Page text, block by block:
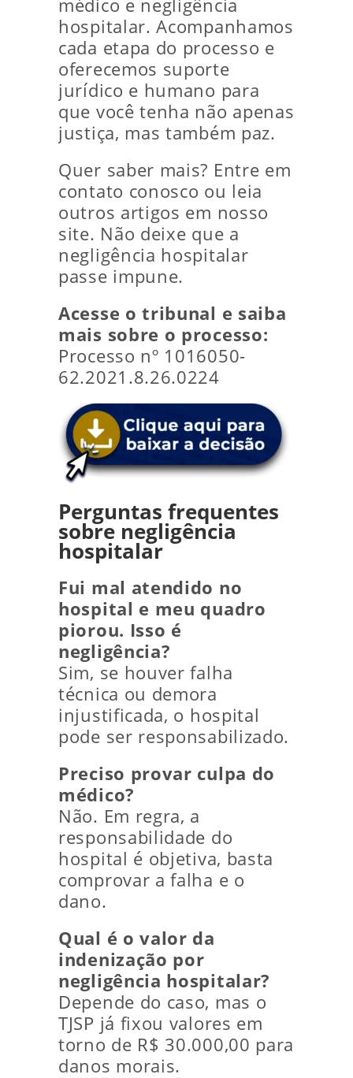
médico e negligência
hospitalar. Acompanhamos
cada etapa do processo e
oferecemos suporte
jurídico e humano para
que você tenha não apenas
justiça, mas também paz.
Quer saber mais? Entre em
contato conosco ou leia
outros artigos em nosso
site. Não deixe que a
negligência hospitalar
passe impune.
Acesse o tribunal e saiba
mais sobre o processo:
Processo nº 1016050-
62.2021.8.26.0224
Perguntas frequentes
sobre negligência
hospitalar
Fui mal atendido no
hospital e meu quadro
piorou. Isso é
negligência?
Sim, se houver falha
técnica ou demora
injustificada, o hospital
pode ser responsabilizado.
Preciso provar culpa do
médico?
Não. Em regra, a
responsabilidade do
hospital é objetiva, basta
comprovar a falha e o
dano.
Qual é o valor da
indenização por
negligência hospitalar?
Depende do caso, mas o
TJSP já fixou valores em
torno de R$ 30.000,00 para
danos morais.